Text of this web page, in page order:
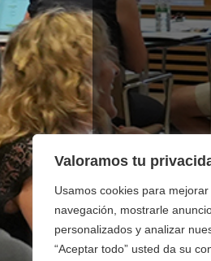
Valoramos tu
Usamos cookies para
navegación, mostrarle
personalizados y analizar
“Aceptar todo” usted da su